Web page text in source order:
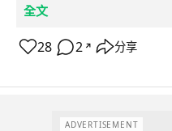
全文
28 2 ↗ 分享
ADVERTISEMENT